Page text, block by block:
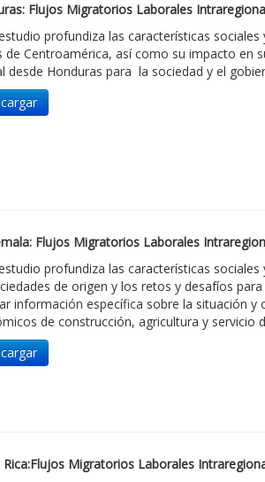
Flujos Migratorios Laborales
profundiza las características
de Centroamérica, así como su impacto en
desde Honduras para la sociedad y el
Flujos Migratorios Laborales
profundiza las características
de origen y los retos y desafíos
información específica sobre la situación
de construcción, agricultura y servicio
Rica:Flujos Migratorios Laborales